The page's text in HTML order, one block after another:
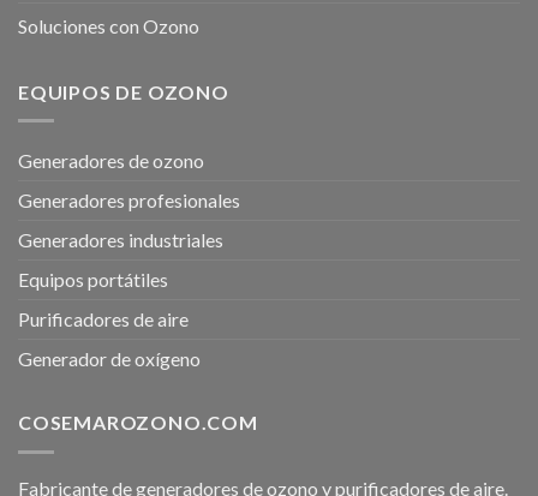
Soluciones con Ozono
EQUIPOS DE OZONO
Generadores de ozono
Generadores profesionales
Generadores industriales
Equipos portátiles
Purificadores de aire
Generador de oxígeno
COSEMAROZONO.COM
Fabricante de generadores de ozono y purificadores de aire.